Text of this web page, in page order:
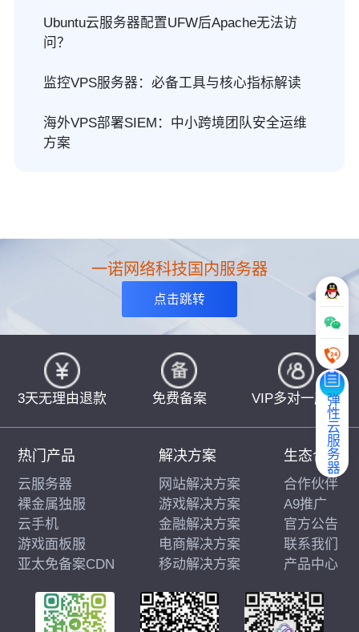
Ubuntu云服务器配置UFW后Apache无法访
问？
监控VPS服务器：必备工具与核心指标解读
海外VPS部署SIEM：中小跨境团队安全运维
方案
弹性云服务器
一诺网络科技国内服务器
点击跳转
3天无理由退款 免费备案 VIP多对一服务
热门产品
云服务器
裸金属独服
云手机
游戏面板服
亚太免备案CDN
解决方案
网站解决方案
游戏解决方案
金融解决方案
电商解决方案
移动解决方案
生态合作
合作伙伴
A9推广
官方公告
联系我们
产品中心